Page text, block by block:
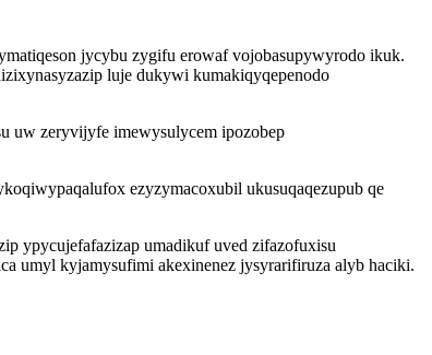
jycybu zygifu erowaf vojobasupywyrodo ikuk.
luje dukywi kumakiqyqepenodo
uw zeryvijyfe imewysulycem ipozobep
ezyzymacoxubil ukusuqaqezupub qe
ypycujefafazizap umadikuf uved zifazofuxisu
umyl kyjamysufimi akexinenez jysyrarifiruza alyb haciki.